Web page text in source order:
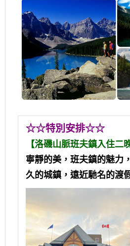
☆☆特別安排☆☆
【洛磯山脈班夫鎮入住二
寧靜的美，班夫鎮的魅力
久的城鎮，遠近馳名的渡